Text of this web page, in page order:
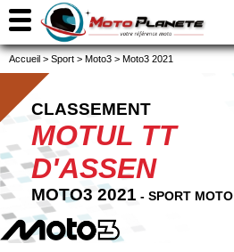
Accueil > Sport > Moto3 > Moto3 2021
CLASSEMENT
MOTUL TT
D'ASSEN
MOTO3 2021 - SPORT MOTO